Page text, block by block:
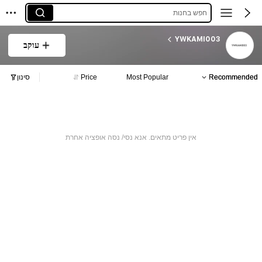
חפש בחנות
YWKAMI003
עוקב
Recommended
Most Popular
Price סינון
אין פריט מתאים. אנא נסי/ נסה אופציה אחרת